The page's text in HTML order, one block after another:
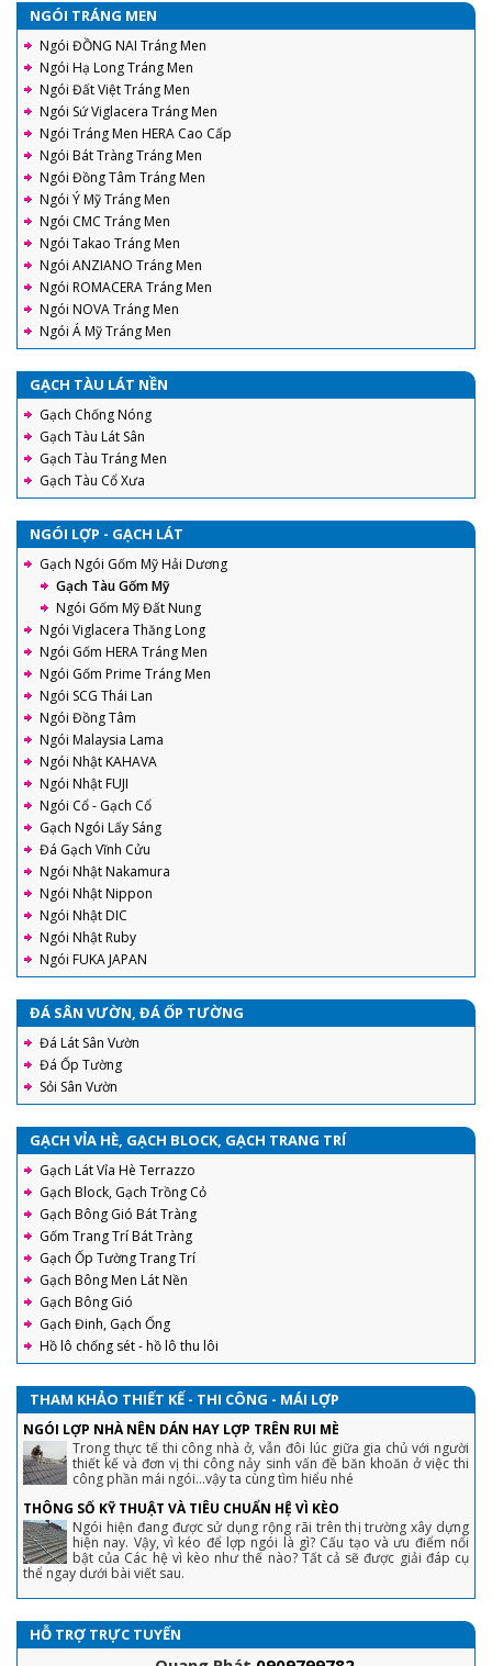
NGÓI TRÁNG MEN
Ngói ĐỒNG NAI Tráng Men
Ngói Hạ Long Tráng Men
Ngói Đất Việt Tráng Men
Ngói Sứ Viglacera Tráng Men
Ngói Tráng Men HERA Cao Cấp
Ngói Bát Tràng Tráng Men
Ngói Đồng Tâm Tráng Men
Ngói Ý Mỹ Tráng Men
Ngói CMC Tráng Men
Ngói Takao Tráng Men
Ngói ANZIANO Tráng Men
Ngói ROMACERA Tráng Men
Ngói NOVA Tráng Men
Ngói Á Mỹ Tráng Men
GẠCH TÀU LÁT NỀN
Gạch Chống Nóng
Gạch Tàu Lát Sân
Gạch Tàu Tráng Men
Gạch Tàu Cổ Xưa
NGÓI LỢP - GẠCH LÁT
Gạch Ngói Gốm Mỹ Hải Dương
Gạch Tàu Gốm Mỹ
Ngói Gốm Mỹ Đất Nung
Ngói Viglacera Thăng Long
Ngói Gốm HERA Tráng Men
Ngói Gốm Prime Tráng Men
Ngói SCG Thái Lan
Ngói Đồng Tâm
Ngói Malaysia Lama
Ngói Nhật KAHAVA
Ngói Nhật FUJI
Ngói Cổ - Gạch Cổ
Gạch Ngói Lấy Sáng
Đá Gạch Vĩnh Cửu
Ngói Nhật Nakamura
Ngói Nhật Nippon
Ngói Nhật DIC
Ngói Nhật Ruby
Ngói FUKA JAPAN
ĐÁ SÂN VƯỜN, ĐÁ ỐP TƯỜNG
Đá Lát Sân Vườn
Đá Ốp Tường
Sỏi Sân Vườn
GẠCH VỈA HÈ, GẠCH BLOCK, GẠCH TRANG TRÍ
Gạch Lát Vỉa Hè Terrazzo
Gạch Block, Gạch Trồng Cỏ
Gạch Bông Gió Bát Tràng
Gốm Trang Trí Bát Tràng
Gạch Ốp Tường Trang Trí
Gạch Bông Men Lát Nền
Gạch Bông Gió
Gạch Đinh, Gạch Ống
Hồ lô chống sét - hồ lô thu lôi
THAM KHẢO THIẾT KẾ - THI CÔNG - MÁI LỢP
NGÓI LỢP NHÀ NÊN DÁN HAY LỢP TRÊN RUI MÈ
Trong thực tế thi công nhà ở, vẫn đôi lúc giữa gia chủ với người
thiết kế và đơn vị thi công nảy sinh vấn đề băn khoăn ở việc thi
công phần mái ngói...vậy ta cùng tìm hiểu nhé
THÔNG SỐ KỸ THUẬT VÀ TIÊU CHUẨN HỆ VÌ KÈO
Ngói hiện đang được sử dụng rộng rãi trên thị trường xây dựng
hiện nay. Vậy, vì kéo để lợp ngói là gì? Cấu tạo và ưu điểm nổi
bật của Các hệ vì kèo như thế nào? Tất cả sẽ được giải đáp cụ
thể ngay dưới bài viết sau.
HỖ TRỢ TRỰC TUYẾN